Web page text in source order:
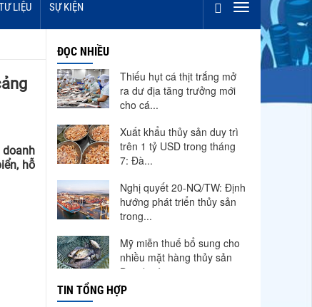
LIỆU SỰ KIỆN
hỗ
ĐỌC NHIỀU
Thiếu hụt cá thịt trắng mở
ra dư địa tăng trưởng mới
cho cá...
Xuất khẩu thủy sản duy trì
trên 1 tỷ USD trong tháng
7: Đà...
Nghị quyết 20-NQ/TW: Định
hướng phát triển thủy sản
trong...
Mỹ miễn thuế bổ sung cho
nhiều mặt hàng thủy sản
Brazil, cá...
Nguồn cung giảm, giá cá rô
TIN TỔNG HỢP